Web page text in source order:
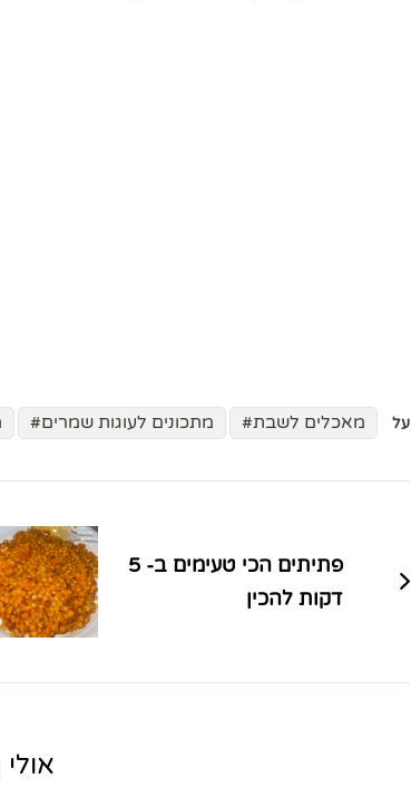
על מאכלים לשבת מתכונים לעוגות שמרים
פתיתים הכי טעימים ב- 5
דקות להכין